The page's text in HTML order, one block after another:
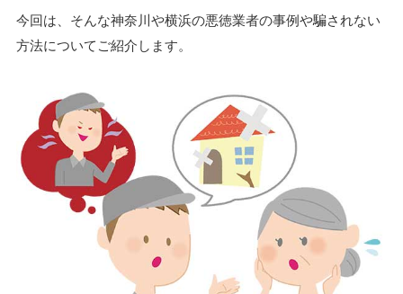
今回は、そんな神奈川や横浜の悪徳業者の事例や騙されない
方法についてご紹介します。